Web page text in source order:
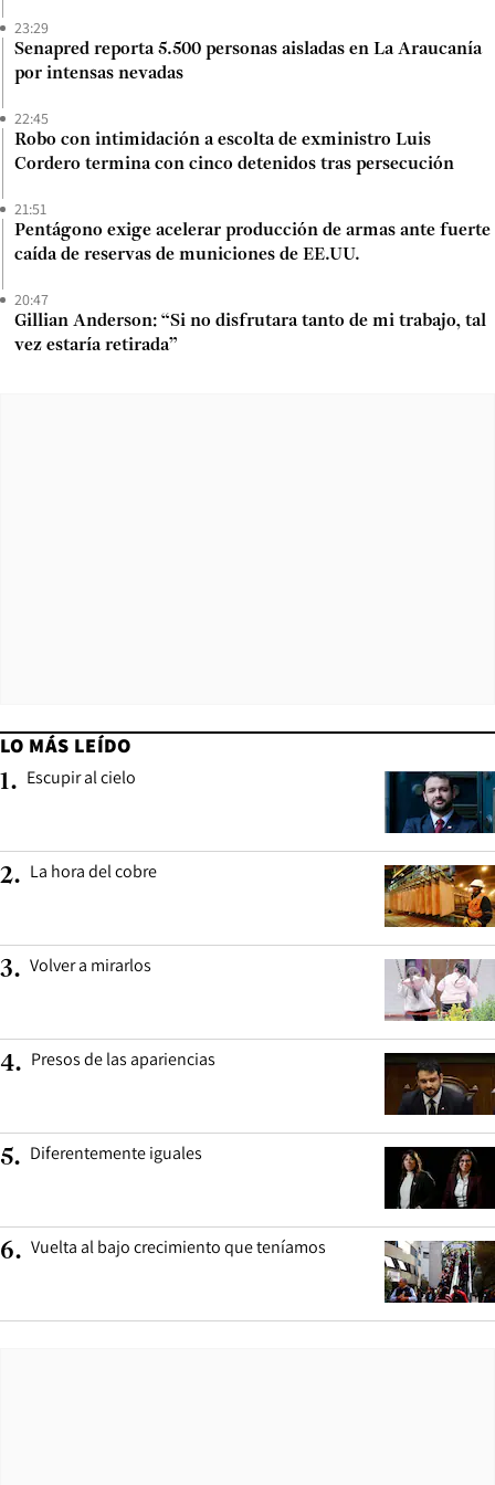
23:29
Senapred reporta 5.500 personas aisladas en La Araucanía
por intensas nevadas
22:45
Robo con intimidación a escolta de exministro Luis
Cordero termina con cinco detenidos tras persecución
21:51
Pentágono exige acelerar producción de armas ante fuerte
caída de reservas de municiones de EE.UU.
20:47
Gillian Anderson: “Si no disfrutara tanto de mi trabajo, tal
vez estaría retirada”
LO MÁS LEÍDO
1. Escupir al cielo
2. La hora del cobre
3. Volver a mirarlos
4. Presos de las apariencias
5. Diferentemente iguales
6. Vuelta al bajo crecimiento que teníamos